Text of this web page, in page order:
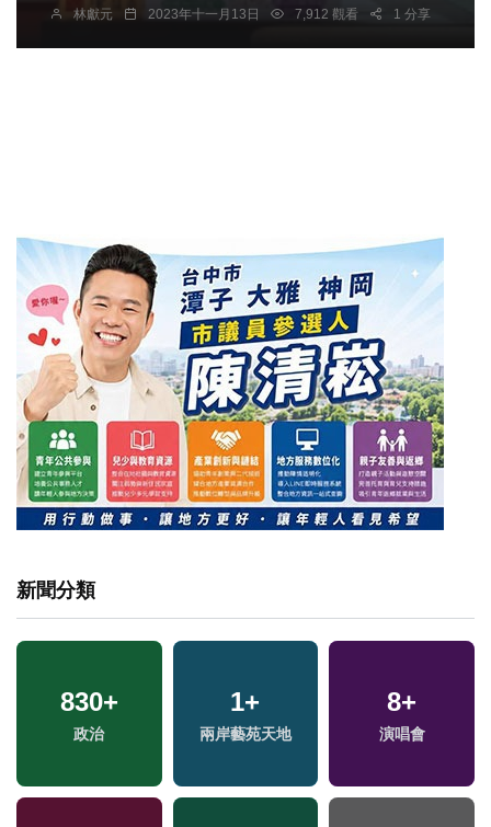
林獻元 2023年十一月13日 7,912 觀看 1 分享
新聞分類
830+
政治
1+
兩岸藝苑天地
8+
演唱會
262+
熱門
55+
美食